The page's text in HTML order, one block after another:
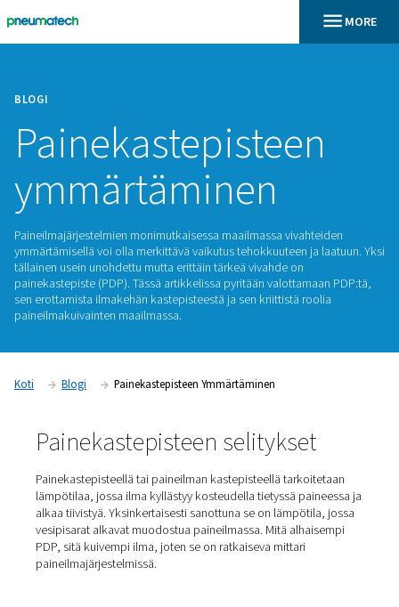
BLOGI
ymmärtäminen
Paineilmajärjestelmien monimutkaisessa maailmassa
ymmärtämisellä voi olla merkittävä vaikutus tehokkuuteen
painekastepiste (PDP). Tässä artikkelissa pyritään
sen erottamista ilmakehän kastepisteestä ja sen kriittistä
paineilmakuivainten maailmassa.
Koti Blogi Painekastepisteen Ymmärtäminen
Painekastepisteen selitykset